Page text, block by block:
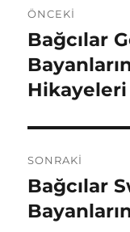
ÖNCEKI
Önceki
yazı:
Bağcılar
Hikayeleri
SONRAKI
Sonraki
yazı:
Bağcılar